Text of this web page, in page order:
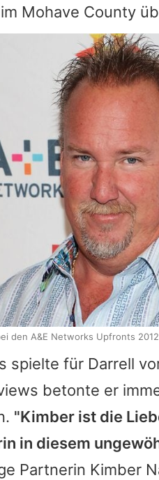
Mohave County
spielte für Darrell
betonte er
"Kimber ist die
in diesem
Partnerin Kimber
den A&E Networks Upfronts